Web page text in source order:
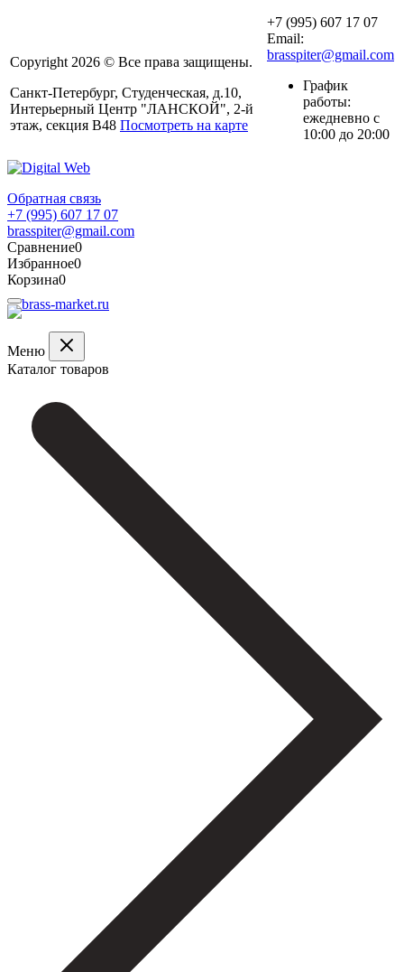
Copyright 2026 © Все права защищены.
Санкт-Петербург, Студенческая, д.10,
Интерьерный Центр "ЛАНСКОЙ", 2-й
этаж, секция В48 Посмотреть на карте
+7 (995) 607 17 07
Email:
brasspiter@gmail.com
График
работы:
ежедневно с
10:00 до 20:00
Обратная связь
+7 (995) 607 17 07
brasspiter@gmail.com
Сравнение0
Избранное0
Корзина0
Меню
Каталог товаров